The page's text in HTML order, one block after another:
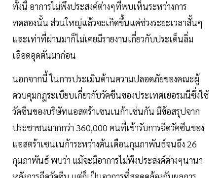
ทั้งนี้ อาการไม่พึงประสงค์ต่างๆที่พบเห็นระหว่างการ
ทดลองนั้น ส่วนใหญ่แล้วจะเกิดขึ้นแค่ช่วงระยะเวลาสั้นๆ
และเท่าที่ผ่านมาก็ไม่เคยมีรายงานเกี่ยวกับประเด็นลิ่ม
เลือดอุดตันมาก่อน
นอกจากนี้ ในการประเมินด้านความปลอดภัยของคณะผู้
ควบคุมกฎระเบียบเกี่ยวกับวัคซีนของประเทศเยอรมนีซึ่งใช้
วัคซีนของบริษัทแอสตร้าเซนเนก้าเช่นกัน มีข้อสรุปจาก
ประชาชนมากกว่า 360,000 คนที่เข้ารับการฉีดวัคซีนของ
แอสตร้าเซนเนก้าระหว่างต้นเดือนกุมภาพันธ์จนถึง 26
กุมภาพันธ์ พบว่า แม้จะมีอาการไม่พึงประสงค์ต่างๆนานา